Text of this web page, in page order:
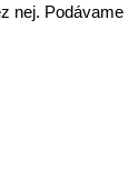
nej. Podávame